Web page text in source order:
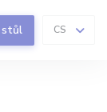
stůl CS